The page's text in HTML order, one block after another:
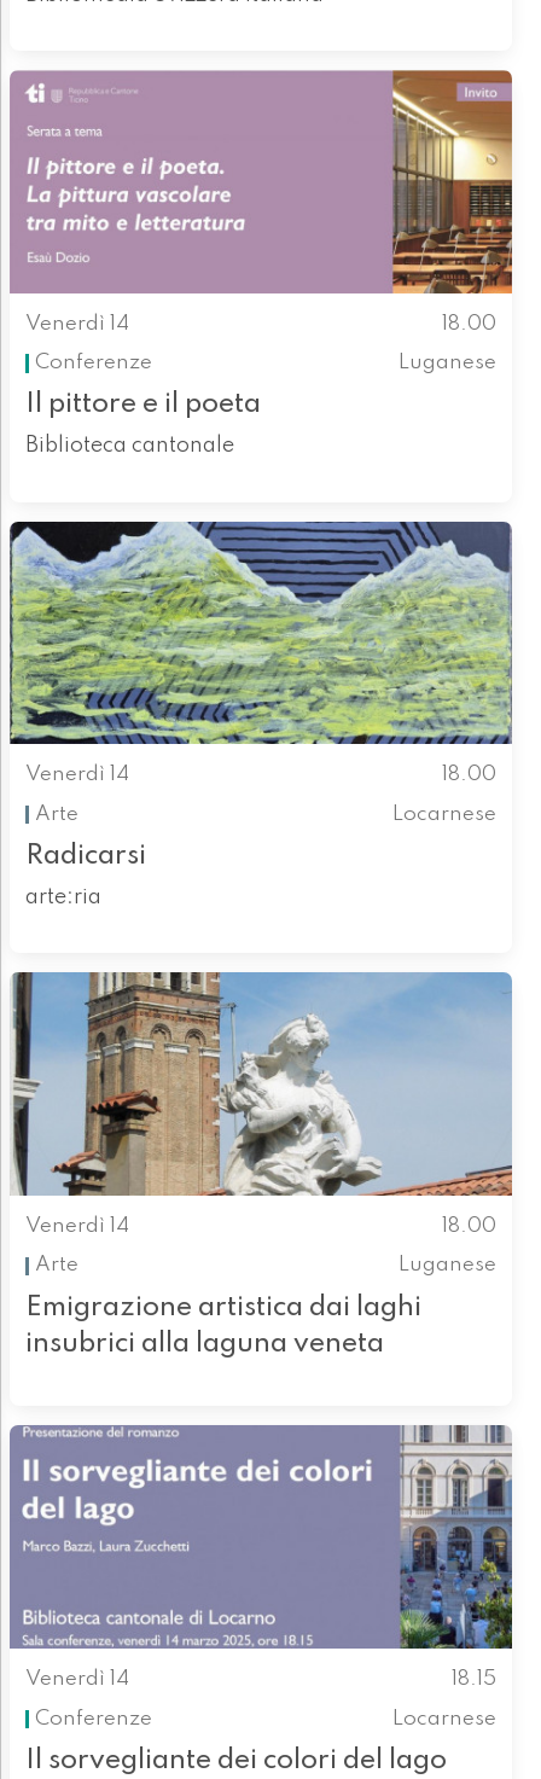
Venerdì 14
18.00
Conferenze
Luganese
Il pittore e il poeta
Biblioteca cantonale
Venerdì 14
18.00
Arte
Locarnese
Radicarsi
arte:ria
Venerdì 14
18.00
Arte
Luganese
Emigrazione artistica dai laghi
insubrici alla laguna veneta
Venerdì 14
18.15
Conferenze
Locarnese
Il sorvegliante dei colori del lago